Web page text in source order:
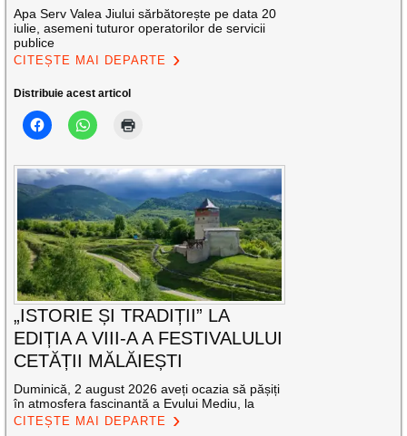
Apa Serv Valea Jiului sărbătorește pe data 20
iulie, asemeni tuturor operatorilor de servicii
publice
CITEȘTE MAI DEPARTE
Distribuie acest articol
„ISTORIE ȘI TRADIȚII” LA
EDIȚIA A VIII-A A FESTIVALULUI
CETĂȚII MĂLĂIEȘTI
Duminică, 2 august 2026 aveți ocazia să pășiți
în atmosfera fascinantă a Evului Mediu, la
CITEȘTE MAI DEPARTE